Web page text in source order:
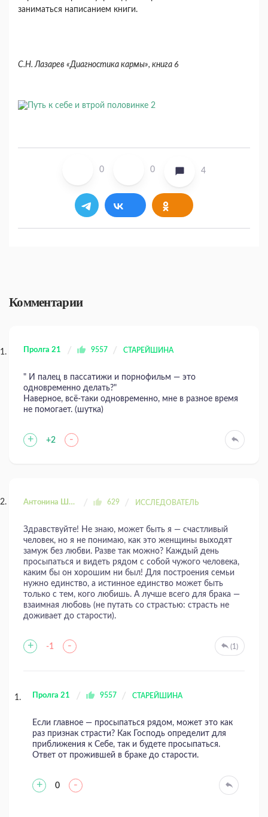
заниматься написанием книги.
С.Н. Лазарев «Диагностика кармы», книга 6
0 0 4
Комментарии
Пролга 21 9557 СТАРЕЙШИНА
" И палец в пассатижи и пopнoфильм — это
одновременно делать?"
Наверное, всё-таки одновременно, мне в разное время
не помогает. (шутка)
+ +2 -
Антонина Шахтаренко 629 ИССЛЕДОВАТЕЛЬ
Здравствуйте! Не знаю, может быть я — счастливый
человек, но я не понимаю, как это женщины выходят
замуж без любви. Разве так можно? Каждый день
просыпаться и видеть рядом с собой чужого человека,
каким бы он хорошим ни был! Для построения семьи
нужно единство, а истинное единство может быть
только с тем, кого любишь. А лучше всего для брака —
взаимная любовь (не путать со страстью: страсть не
доживает до старости).
+ -1 - (1)
Пролга 21 9557 СТАРЕЙШИНА
Если главное — просыпаться рядом, может это как
раз признак страсти? Как Господь определит для
приближения к Себе, так и будете просыпаться.
Ответ от прожившей в браке до старости.
+ 0 -